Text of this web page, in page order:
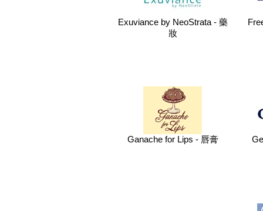
Exuviance by NeoStrata - 藥
妝
Ganache for Lips - 唇膏